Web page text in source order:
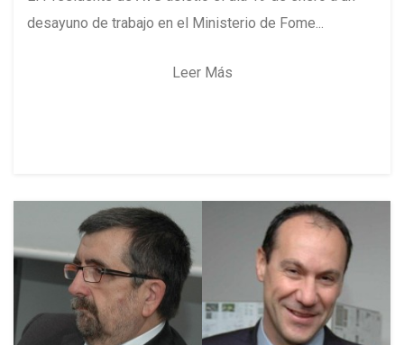
desayuno de trabajo en el Ministerio de Fome...
Leer Más